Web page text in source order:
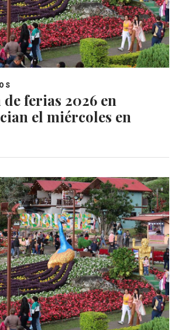
ferias 2026 en
el miércoles en